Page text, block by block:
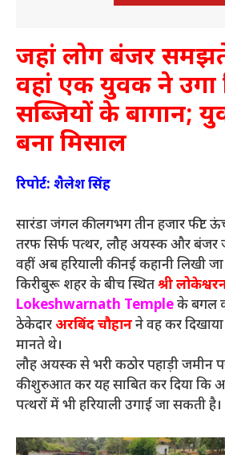
जहां लोग बंजर
वहां एक युवक ने उगा
सब्जियों के बागान;
बना मिसाल
रिपोर्ट: शैलेश सिंह
सारंडा जंगल की लगभग तीन हजार फीट
तरफ सिर्फ पत्थर, लौह अयस्क और बंजर
वहीं अब हरियाली की नई कहानी लिखी
किरीबुरू शहर के बीच स्थितश्री
Lokeshwarnath Templeके बगल
ठेकेदारअरबिंद चौहानने वह कर
मानते थे।
लौह अयस्क से भरी कठोर पहाड़ी जमीन
की शुरुआत कर यह साबित कर दिया कि
पत्थरों में भी हरियाली उगाई जा सकती है।